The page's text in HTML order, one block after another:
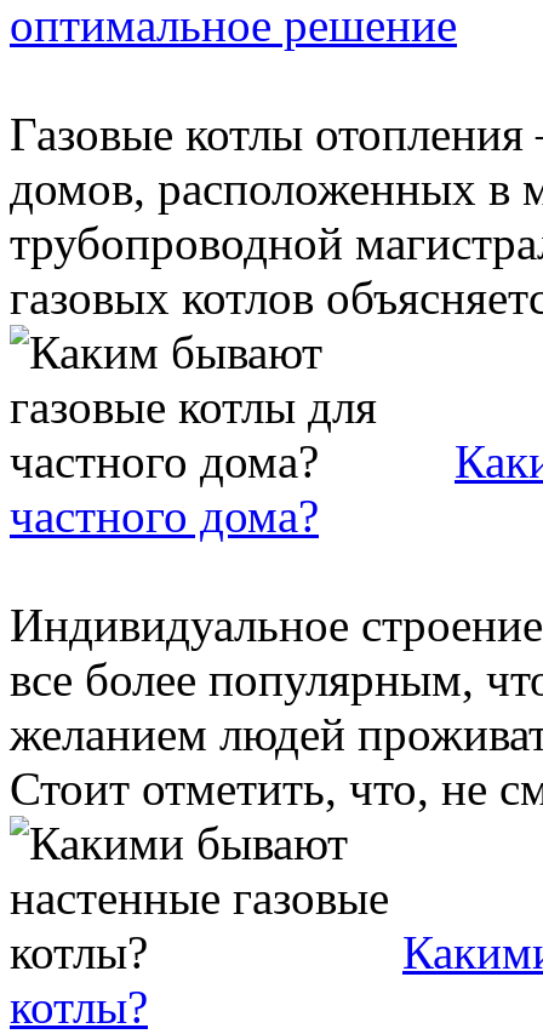
оптимальное решение
Газовые котлы
домов, расположенных в
трубопроводной
газовых котлов
частного дома?
Индивидуальное
все более популярным,
желанием людей
Стоит отметить, что, не
котлы?